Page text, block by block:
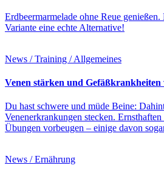
Erdbeermarmelade ohne Reue
Variante eine echte Alternative!
News / Training / Allgemeines
Venen stärken und Gefäßkrankheiten
Du hast schwere und müde Beine:
Venenerkrankungen stecken.
Übungen vorbeugen – einige davon
News / Ernährung